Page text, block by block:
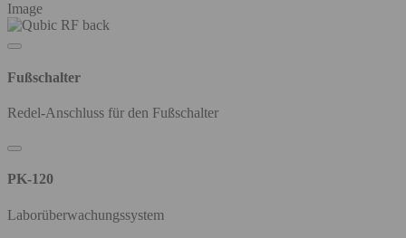
Image
Fußschalter
Redel-Anschluss für den Fußschalter
PK-120
Laborüberwachungssystem